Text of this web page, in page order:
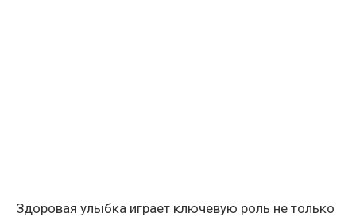
Здоровая улыбка играет ключевую роль не только